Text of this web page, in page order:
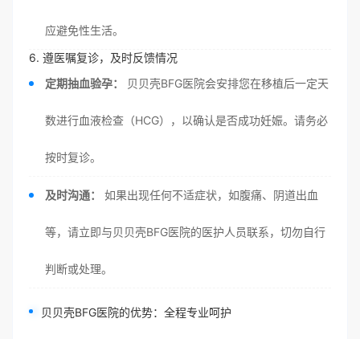
应避免性生活。
6. 遵医嘱复诊，及时反馈情况
定期抽血验孕：
贝贝壳BFG医院会安排您在移植后一定天
数进行血液检查（HCG），以确认是否成功妊娠。请务必
按时复诊。
及时沟通： 如果出现任何不适症状，如腹痛、阴道出血
等，请立即与贝贝壳BFG医院的医护人员联系，切勿自行
判断或处理。
贝贝壳BFG医院的优势：全程专业呵护